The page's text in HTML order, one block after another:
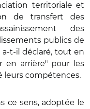
territoriale et
de transfert des
des
publics de
t-il déclaré, tout en
en arrière" pour les
leurs compétences.
ce sens, adoptée le